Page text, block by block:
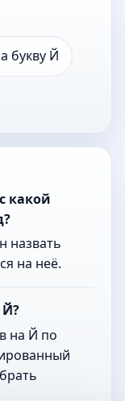
букву Й
какой
назвать
на неё.
на Й по